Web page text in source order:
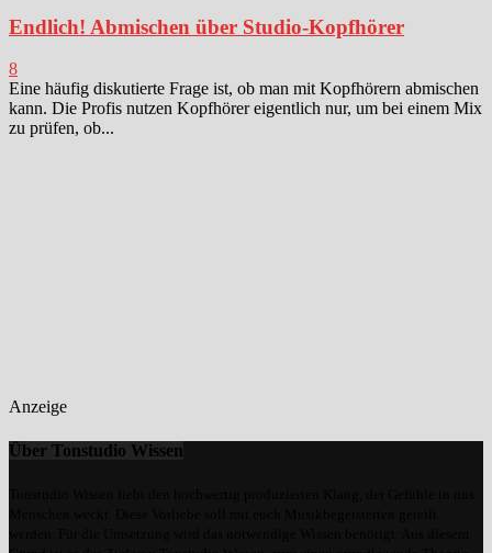
Endlich! Abmischen über Studio-Kopfhörer
8
Eine häufig diskutierte Frage ist, ob man mit Kopfhörern abmischen
kann. Die Profis nutzen Kopfhörer eigentlich nur, um bei einem Mix
zu prüfen, ob...
Anzeige
Über Tonstudio Wissen